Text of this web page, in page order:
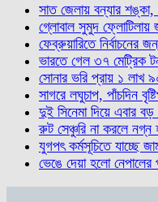
সাত জেলায় বন্যার শঙ্কা,
গ্লোবাল সুমুদ ফ্লোটিলায়
ফেব্রুয়ারিতে নির্বাচনের
ভারতে গেল ৩৭ মেট্রিক
সোনার ভরি প্রায় ১ লাখ
সাগরে লঘুচাপ, পাঁচদিন
দুই সিনেমা দিয়ে এবার
রুট সেঞ্চুরি না করলে নগ্ন
যুগপৎ কর্মসূচিতে যাচ্ছে
ভেঙে দেয়া হলো নেপালের